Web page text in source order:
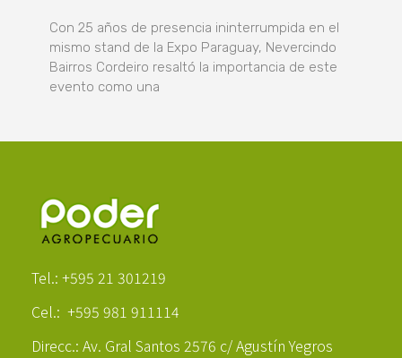
Con 25 años de presencia ininterrumpida en el
mismo stand de la Expo Paraguay, Nevercindo
Bairros Cordeiro resaltó la importancia de este
evento como una
Tel.: +595 21 301219
Cel.: +595 981 911114
Direcc.: Av. Gral Santos 2576 c/ Agustín Yegros